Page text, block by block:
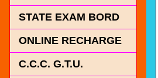
STATE EXAM BORD
ONLINE RECHARGE
C.C.C. G.T.U.